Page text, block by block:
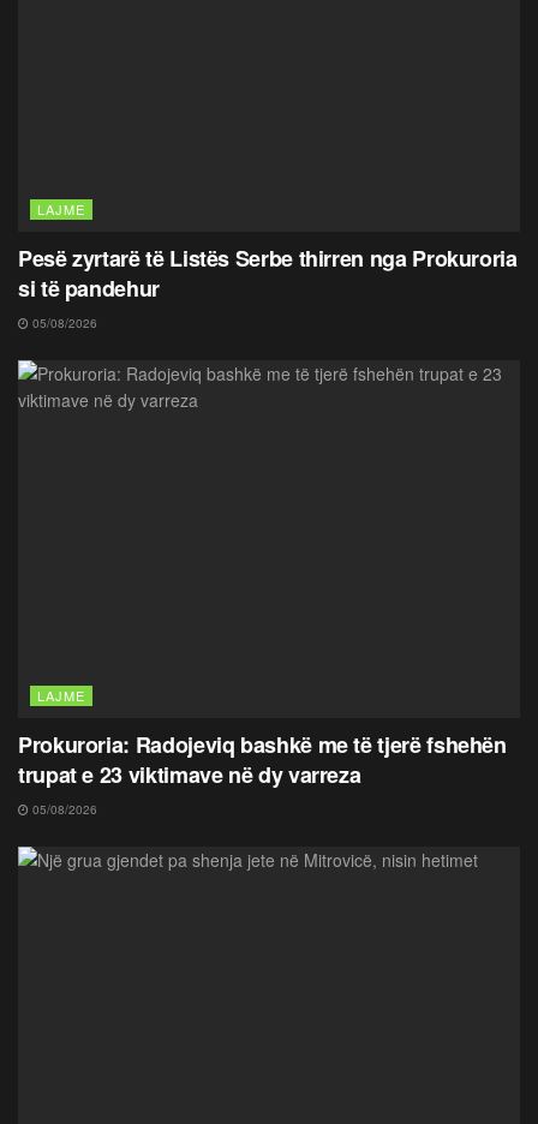
LAJME
Pesë zyrtarë të Listës Serbe thirren nga Prokuroria
si të pandehur
05/08/2026
LAJME
Prokuroria: Radojeviq bashkë me të tjerë fshehën
trupat e 23 viktimave në dy varreza
05/08/2026